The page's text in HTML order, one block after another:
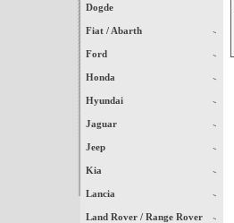
Dogde
Fiat / Abarth
Ford
Honda
Hyundai
Jaguar
Jeep
Kia
Lancia
Land Rover / Range Rover